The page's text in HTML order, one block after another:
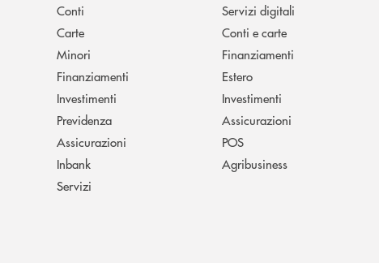
Conti
Carte
Minori
Finanziamenti
Investimenti
Previdenza
Assicurazioni
Inbank
Servizi
Servizi digitali
Conti e carte
Finanziamenti
Estero
Investimenti
Assicurazioni
POS
Agribusiness